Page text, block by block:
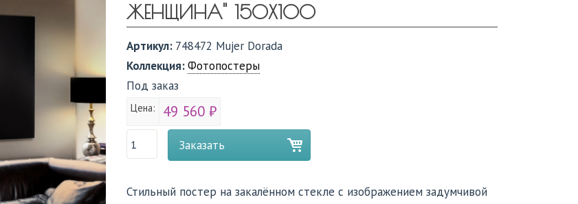
ЖЕНЩИНА" 150Х100
Артикул: 748472 Mujer Dorada
Коллекция:Фотопостеры
Под заказ
Цена: 49 560 ₽
Заказать
Стильный постер на закалённом стекле с изображением задумчивой